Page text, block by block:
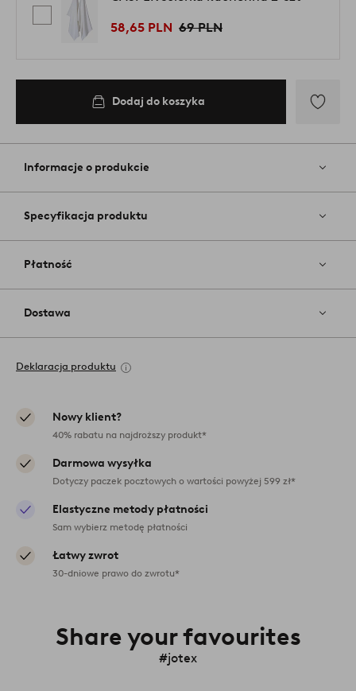
58,65 PLN 69 PLN
Dodaj do koszyka
do
Informacje o produkcie
Specyfikacja produktu
Płatność
Dostawa
Deklaracja produktu
Nowy klient?
40% rabatu na najdroższy produkt*
Darmowa wysyłka
Dotyczy paczek pocztowych o wartości powyżej 599 zł*
Elastyczne metody płatności
Sam wybierz metodę płatności
Łatwy zwrot
30-dniowe prawo do zwrotu*
Share your favourites
#jotex